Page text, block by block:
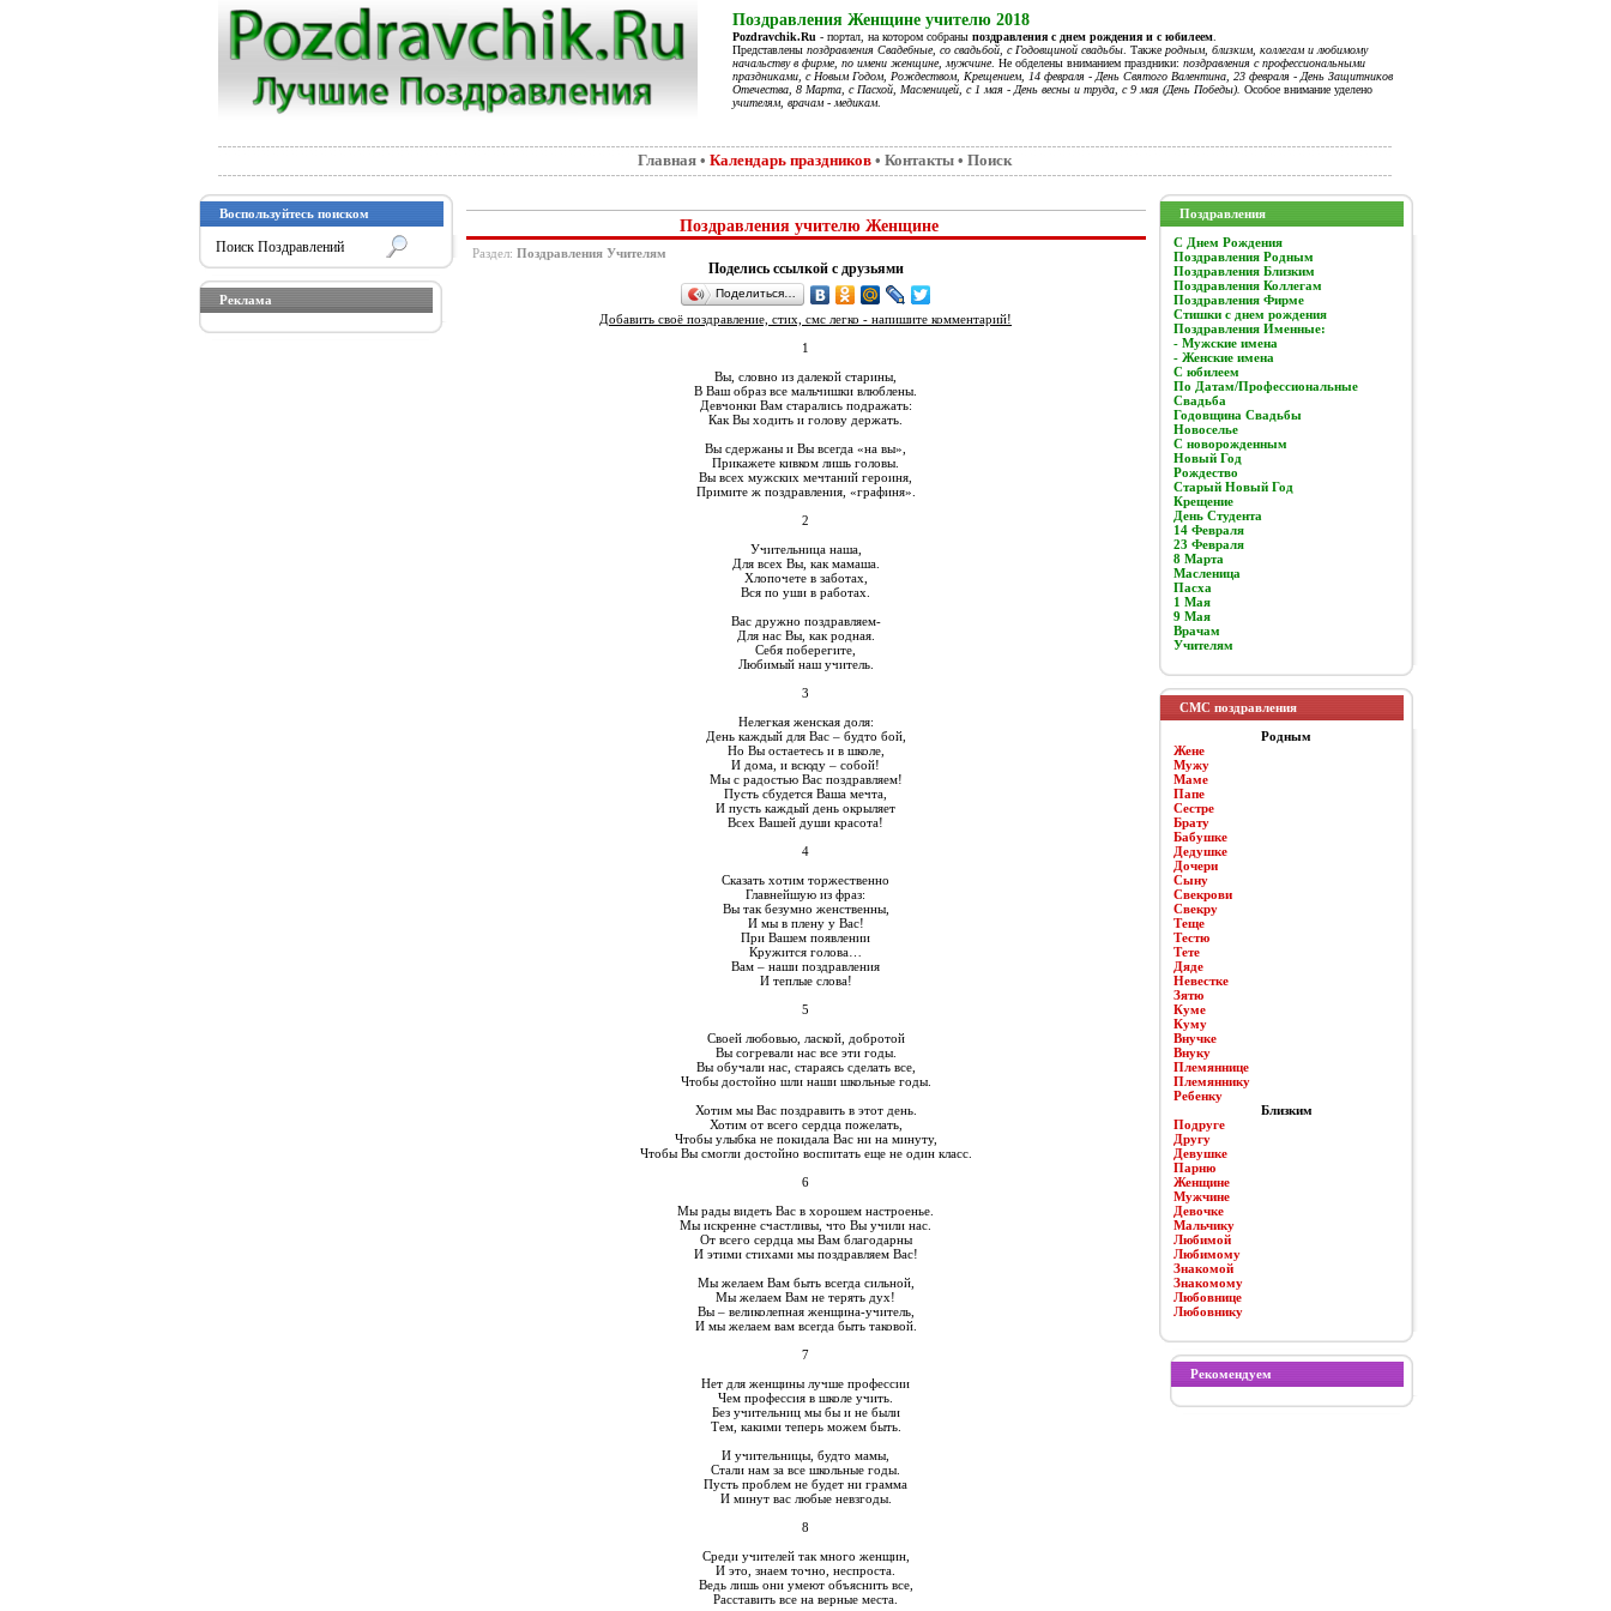
Поздравления Женщине учителю 2018
Pozdravchik.Ru - портал, на котором собраны поздравления с днем рождения и с юбилеем
Представлены поздравления Свадебные, со свадьбой, с Годовщиной свадьбы . Также родным, близким, коллегам и любимому
начальству в фирме, по имени женщине, мужчине. Не обделены вниманием праздники: поздравления с профессиональными
праздниками, с Новым Годом, Рождеством, Крещением, 14 февраля - День Святого Валентина, 23 февраля - День Защитников
Отечества, 8 Марта, с Пасхой, Масленицей, с 1 мая - День весны и труда, с 9 мая (День Победы). Особое внимание уделено
учителям, врачам - медикам
Главная • Календарь праздников • Контакты • Поиск
Воспользуйтесь поиском
Реклама
Поздравления учителю Женщине
Раздел: Поздравления Учителям
Поделись ссылкой с друзьями
Поделиться…
Добавить своё поздравление, стих, смс легко - напишите комментарий!
1
Вы, словно из далекой старины,
В Ваш образ все мальчишки влюблены.
Девчонки Вам старались подражать:
Как Вы ходить и голову держать.
Вы сдержаны и Вы всегда «на вы»,
Прикажете кивком лишь головы.
Вы всех мужских мечтаний героиня,
Примите ж поздравления, «графиня».
2
Учительница наша,
Для всех Вы, как мамаша.
Хлопочете в заботах,
Вся по уши в работах.
Вас дружно поздравляем-
Для нас Вы, как родная.
Себя поберегите,
Любимый наш учитель.
3
Нелегкая женская доля:
День каждый для Вас – будто бой,
Но Вы остаетесь и в школе,
И дома, и всюду – собой!
Мы с радостью Вас поздравляем!
Пусть сбудется Ваша мечта,
И пусть каждый день окрыляет
Всех Вашей души красота!
4
Сказать хотим торжественно
Главнейшую из фраз:
Вы так безумно женственны,
И мы в плену у Вас!
При Вашем появлении
Кружится голова…
Вам – наши поздравления
И теплые слова!
5
Своей любовью, лаской, добротой
Вы согревали нас все эти годы.
Вы обучали нас, стараясь сделать все,
Чтобы достойно шли наши школьные годы.
Хотим мы Вас поздравить в этот день.
Хотим от всего сердца пожелать,
Чтобы улыбка не покидала Вас ни на минуту,
Чтобы Вы смогли достойно воспитать еще не один класс.
6
Мы рады видеть Вас в хорошем настроенье.
Мы искренне счастливы, что Вы учили нас.
От всего сердца мы Вам благодарны
И этими стихами мы поздравляем Вас!
Мы желаем Вам быть всегда сильной,
Мы желаем Вам не терять дух!
Вы – великолепная женщина-учитель,
И мы желаем вам всегда быть таковой.
7
Нет для женщины лучше профессии
Чем профессия в школе учить.
Без учительниц мы бы и не были
Тем, какими теперь можем быть.
И учительницы, будто мамы,
Стали нам за все школьные годы.
Пусть проблем не будет ни грамма
И минут вас любые невзгоды.
8
Среди учителей так много женщин,
И это, знаем точно, неспроста.
Ведь лишь они умеют объяснить все,
Расставить все на верные места.
Поздравления
C Днем Рождения
Поздравления Родным
Поздравления Близким
Поздравления Коллегам
Поздравления Фирме
Стишки с днем рождения
Поздравления Именные:
- Мужские имена
- Женские имена
С юбилеем
По Датам/Профессиональные
Свадьба
Годовщина Свадьбы
Новоселье
С новорожденным
Новый Год
Рождество
Старый Новый Год
Крещение
День Студента
14 Февраля
23 Февраля
8 Марта
Масленица
Пасха
1 Мая
9 Мая
Врачам
Учителям
СМС поздравления
Родным
Жене
Мужу
Маме
Папе
Сестре
Брату
Бабушке
Дедушке
Дочери
Сыну
Свекрови
Свекру
Теще
Тестю
Тете
Дяде
Невестке
Зятю
Куме
Куму
Внучке
Внуку
Племяннице
Племяннику
Ребенку
Близким
Подруге
Другу
Девушке
Парню
Женщине
Мужчине
Девочке
Мальчику
Любимой
Любимому
Знакомой
Знакомому
Любовнице
Любовнику
Рекомендуем